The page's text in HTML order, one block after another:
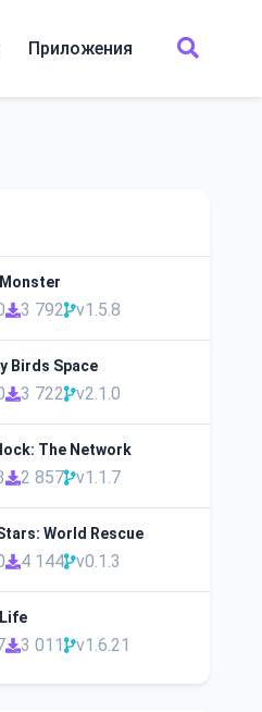
Приложения
Monster
3 792 v1.5.8
Birds Space
3 722 v2.1.0
The Network
2 857 v1.1.7
World Rescue
4 144 v0.1.3
3 011 v1.6.21